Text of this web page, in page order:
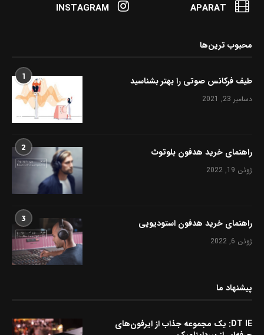
APARAT
INSTAGRAM
محبوب ترین‌ها
1 طیف فرکانس صوتی را بهتر بشناسید
دسامبر 23, 2021
2 راهنمای خرید هدفون بلوتوث
ژوئن 19, 2022
3 راهنمای خرید هدفون استودیویی
ژوئن 6, 2022
پیشنهاد ما
DT IE: یک مجموعه جذاب از ایرفون‌های